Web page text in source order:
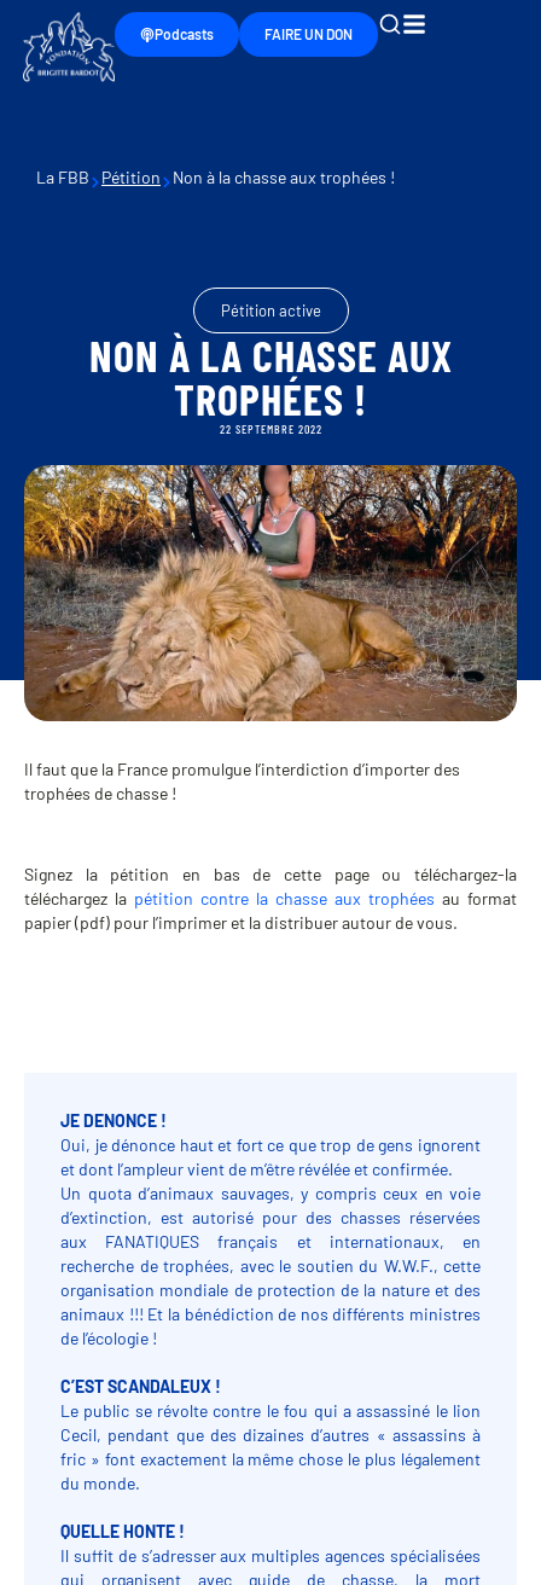
Podcasts FAIRE UN DON
La FBB Pétition Non à la chasse aux trophées !
Pétition active
NON À LA CHASSE AUX
TROPHÉES !
22 SEPTEMBRE 2022
Il faut que la France promulgue l’interdiction d’importer des
trophées de chasse !
Signez la pétition en bas de cette page ou téléchargez-la
téléchargez la pétition contre la chasse aux trophées au format
papier (pdf) pour l’imprimer et la distribuer autour de vous.
JE DENONCE !
Oui, je dénonce haut et fort ce que trop de gens ignorent
et dont l’ampleur vient de m’être révélée et confirmée.
Un quota d’animaux sauvages, y compris ceux en voie
d’extinction, est autorisé pour des chasses réservées
aux FANATIQUES français et internationaux, en
recherche de trophées, avec le soutien du W.W.F., cette
organisation mondiale de protection de la nature et des
animaux !!! Et la bénédiction de nos différents ministres
de l’écologie !
C’EST SCANDALEUX !
Le public se révolte contre le fou qui a assassiné le lion
Cecil, pendant que des dizaines d’autres « assassins à
fric » font exactement la même chose le plus légalement
du monde.
QUELLE HONTE !
Il suffit de s’adresser aux multiples agences spécialisées
qui organisent avec guide de chasse, la mort